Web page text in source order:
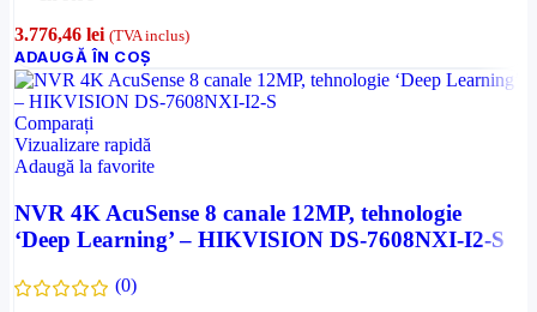
3.776,46 lei (TVA inclus)
ADAUGĂ ÎN COȘ
Comparați
Vizualizare rapidă
Adaugă la favorite
NVR 4K AcuSense 8 canale 12MP, tehnologie
‘Deep Learning’ – HIKVISION DS-7608NXI-I2-S
(0)